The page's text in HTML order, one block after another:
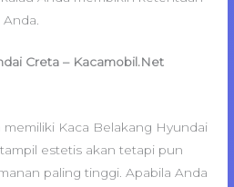
Creta – Kacamobil.Net
Kaca Belakang Hyundai
estetis akan tetapi pun
paling tinggi. Apabila Anda